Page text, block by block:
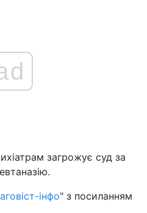
загрожує суд за
інфо" з посиланням